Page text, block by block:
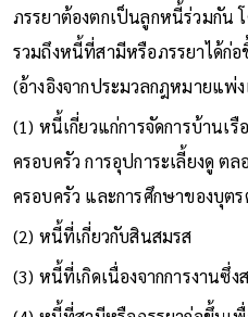
ภรรยาต้องตกเป็นลูกหนี้ร่วมกัน
รวมถึงหนี้ที่สามีหรือภรรยาได้ก่
(อ้างอิงจากประมวลกฎหมายแ
(1) หนี้เกี่ยวแก่การจัดการบ้านเ
ครอบครัว การอุปการะเลี้ยงดู ต
ครอบครัว และการศึกษาของบุต
(2) หนี้ที่เกี่ยวกับสินสมรส
(3) หนี้ที่เกิดเนื่องจากการงานซึ่